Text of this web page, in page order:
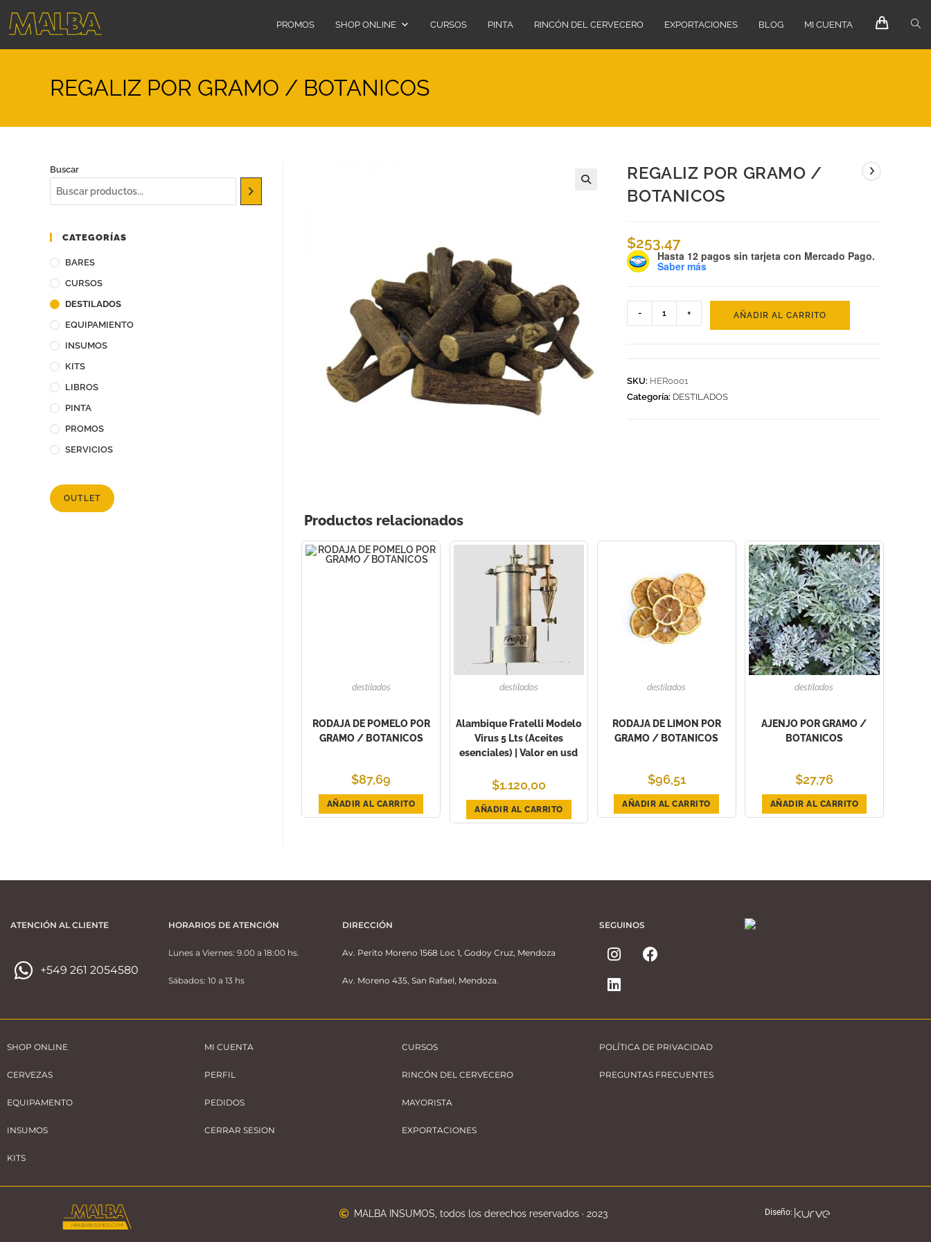
PROMOS SHOP ONLINE CURSOS PINTA RINCÓN DEL CERVECERO EXPORTACIONES BLOG MI CUENTA
REGALIZ POR GRAMO / BOTANICOS
REGALIZ POR GRAMO /
BOTANICOS
$253,47
Hasta 12 pagos sin tarjeta con Mercado Pago.
Saber más
- + AÑADIR AL CARRITO
SKU: HER0001
Categoría: DESTILADOS
Productos relacionados
destilados
RODAJA DE POMELO POR
GRAMO / BOTANICOS
$87,69
AÑADIR AL CARRITO
destilados
Alambique Fratelli Modelo
Virus 5 Lts (Aceites
esenciales) | Valor en usd
$1.120,00
AÑADIR AL CARRITO
destilados
RODAJA DE LIMON POR
GRAMO / BOTANICOS
$96,51
AÑADIR AL CARRITO
destilados
AJENJO POR GRAMO /
BOTANICOS
$27,76
AÑADIR AL CARRITO
Buscar
CATEGORÍAS
BARES
CURSOS
DESTILADOS
EQUIPAMIENTO
INSUMOS
KITS
LIBROS
PINTA
PROMOS
SERVICIOS
OUTLET
ATENCIÓN AL CLIENTE
+549 261 2054580
HORARIOS DE ATENCIÓN
Lunes a Viernes: 9.00 a 18:00 hs.
Sábados: 10 a 13 hs
DIRECCIÓN
Av. Perito Moreno 1568 Loc 1, Godoy Cruz, Mendoza
Av. Moreno 435, San Rafael, Mendoza.
SEGUINOS
SHOP ONLINE
CERVEZAS
EQUIPAMENTO
INSUMOS
KITS
MI CUENTA
PERFIL
PEDIDOS
CERRAR SESION
CURSOS
RINCÓN DEL CERVECERO
MAYORISTA
EXPORTACIONES
POLÍTICA DE PRIVACIDAD
PREGUNTAS FRECUENTES
MALBA INSUMOS, todos los derechos reservados · 2023 Diseño: